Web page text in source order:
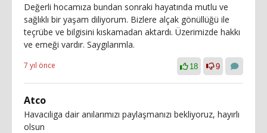
Değerli hocamıza bundan sonraki hayatında mutlu ve
sağlıklı bir yaşam diliyorum. Bizlere alçak gönüllüğü ile
teçrübe ve bilgisini kıskamadan aktardı. Üzerimizde hakkı
ve emeği vardır. Saygılarımla.
7 yıl önce 18 9
Atco
Havacıliga dair anılarımızı paylaşmanızı bekliyoruz, hayırlı
olsun